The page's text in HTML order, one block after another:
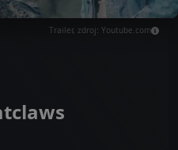
Trailer, zdroj: Youtube.com